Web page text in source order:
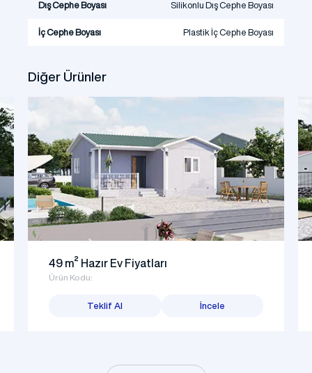
Dış Cephe Boyası Silikonlu Dış Cephe Boyası
İç Cephe Boyası Plastik İç Cephe Boyası
Diğer Ürünler
49 m² Hazır Ev Fiyatları
Ürün Kodu:
Teklif Al İncele